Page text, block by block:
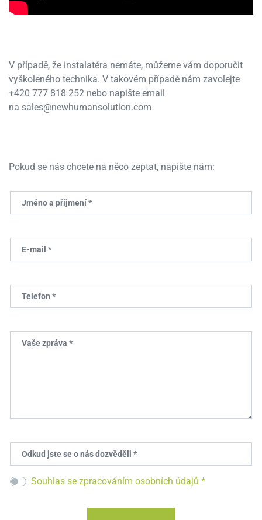
V případě, že instalatéra nemáte, můžeme vám doporučit
vyškoleného technika. V takovém případě nám zavolejte
+420 777 818 252 nebo napište email
na sales@newhumansolution.com
Pokud se nás chcete na něco zeptat, napište nám:
Jméno a příjmení *
E-mail *
Telefon *
Vaše zpráva *
Odkud jste se o nás dozvěděli *
Souhlas se zpracováním osobních údajů *